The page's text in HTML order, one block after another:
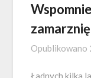
Opublikowano
Ładnych kilka